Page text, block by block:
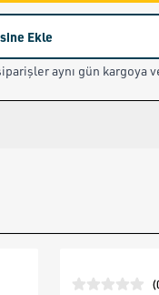
Ekle
aynı gün kargoya
(